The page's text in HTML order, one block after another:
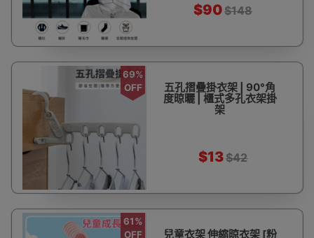
$90$148
69%
OFF
五孔摺疊掛衣架 | 90°角
度晾曬 | 櫃式多孔衣架掛
架
$13$42
61%
OFF
兒童衣架 伸縮晾衣架 [粉